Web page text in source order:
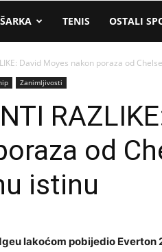
TENIS OSTALI
David Moyes nakon poraza od
Zanimljivosti
od
istinu
lakoćom pobijedio Everton